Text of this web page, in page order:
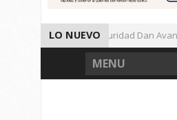
LO NUEVO
Autoridades de Seguridad Dan
Gran Festival de Música Electrónica
MENU